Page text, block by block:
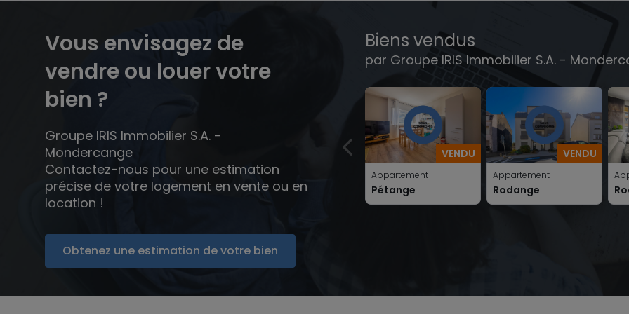
Vous envisagez de
vendre ou louer votre
bien ?
Groupe IRIS Immobilier S.A. -
Mondercange
Contactez-nous pour une estimation
précise de votre logement en vente ou en
location !
Obtenez une estimation de votre bien
Biens vendus
par Groupe IRIS Immobilier S.A. -
VENDU
Appartement
Pétange
VENDU
Appartement
Rodange